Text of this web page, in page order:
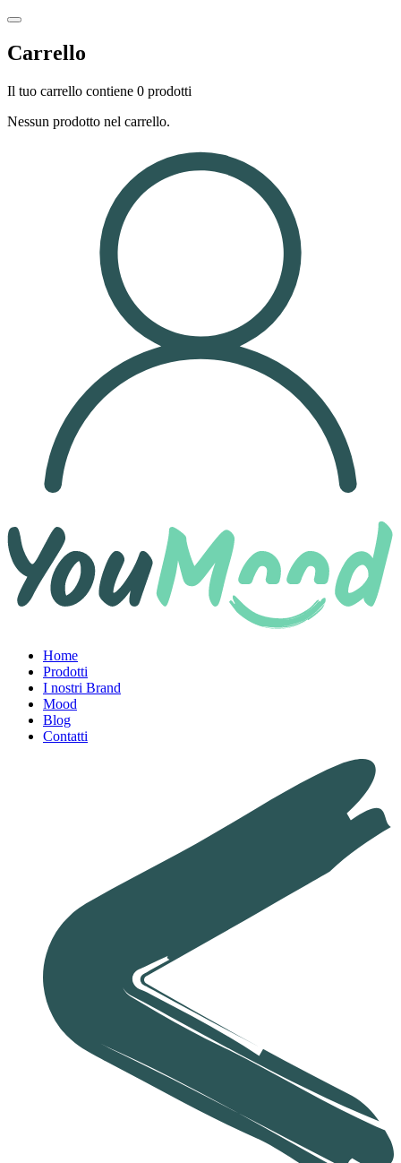
Carrello
Il tuo carrello contiene 0 prodotti
Nessun prodotto nel carrello.
Home
Prodotti
I nostri Brand
Mood
Blog
Contatti